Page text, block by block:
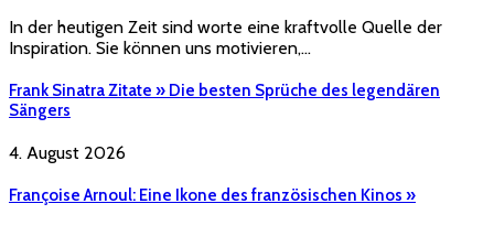
In der heutigen Zeit sind worte eine kraftvolle Quelle der
Inspiration. Sie können uns motivieren,…
Frank Sinatra Zitate » Die besten Sprüche des legendären
Sängers
4. August 2026
Françoise Arnoul: Eine Ikone des französischen Kinos »